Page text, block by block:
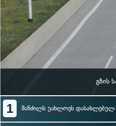
გზის
1 მანძილს უახლოეს დასახლებულ